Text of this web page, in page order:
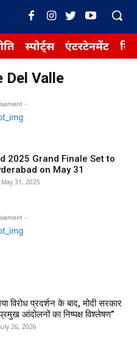
स्पोर्ट्स एंटरटेनमेंट
Del Valle
-
2025 Grand Finale Set to
on May 31
May 31, 2025
-
विरोध प्रदर्शन के बाद, मोदी सरकार
आंदोलनों का निष्पक्ष विश्लेषण”
26, 2026